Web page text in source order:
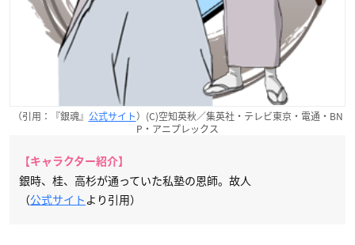
（引用：『銀魂』 公式サイト）(C)空知英秋／集英社・テレビ東京・電通・BN
P・アニプレックス
【キャラクター紹介】
銀時、桂、高杉が通っていた私塾の恩師。故人
（公式サイト より引用）